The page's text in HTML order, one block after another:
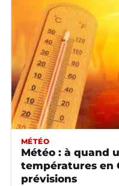
MÉTÉO
Météo : à quand
températures en
prévisions